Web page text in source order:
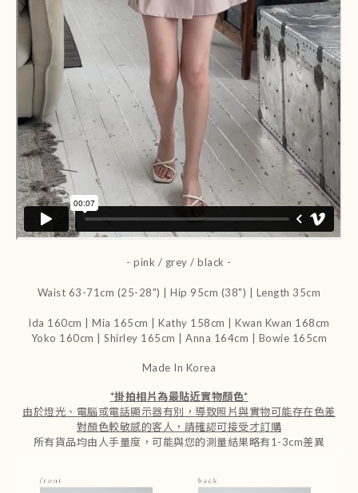
- pink / grey / black -
Waist 63-71cm (25-28") | Hip 95cm (38") | Length 35cm
Ida 160cm | Mia 165cm | Kathy 158cm |Kwan Kwan 168cm
Yoko 160cm | Shirley 165cm
| Anna 164cm | Bowie 165cm
Made In Korea
*掛拍相片為最貼近實物顏色*
由於燈光、電腦或電話顯示器有別，導致照片與實物可能存在色差
對顏色較敏感的客人，請確認可接受才訂購
所有貨品均由人手量度，可能與您的測量結果略有1-3cm差異